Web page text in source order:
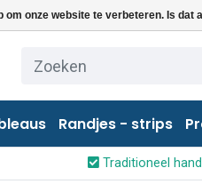
om onze website te verbeteren. Is dat
Randjes - strips
Traditioneel